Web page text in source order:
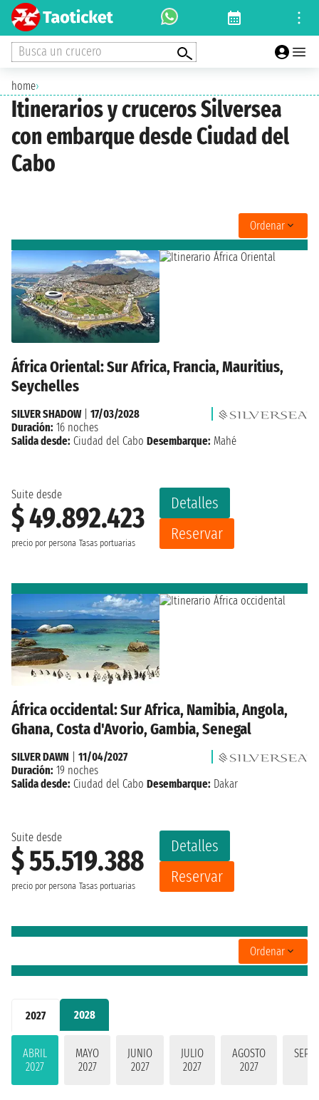
Busca un crucero
home›
Itinerarios y cruceros Silversea
con embarque desde Ciudad del
Cabo
2027 2028
ABRIL
2027
MAYO
2027
JUNIO
2027
JULIO
2027
AGOSTO
2027
Ordenar
África Oriental: Sur Africa, Francia, Mauritius,
Seychelles
Suite desde
$ 49.892.423
precio por persona Tasas portuarias
Detalles
Reservar
SILVER SHADOW| 17/03/2028
Duración: 16 noches
Salida desde: Ciudad del Cabo Desembarque: Mahé
África occidental: Sur Africa, Namibia, Angola,
Ghana, Costa d'Avorio, Gambia, Senegal
Suite desde
$ 55.519.388
precio por persona Tasas portuarias
Detalles
Reservar
SILVER DAWN
11/04/2027
Duración: 19 noches
Salida desde: Ciudad del Cabo Desembarque: Dakar
Ordenar